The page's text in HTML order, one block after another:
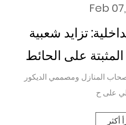
Feb
تزايد شعبية
المثبتة على الحائط
المنازل ومصممي الديكور
أكثر